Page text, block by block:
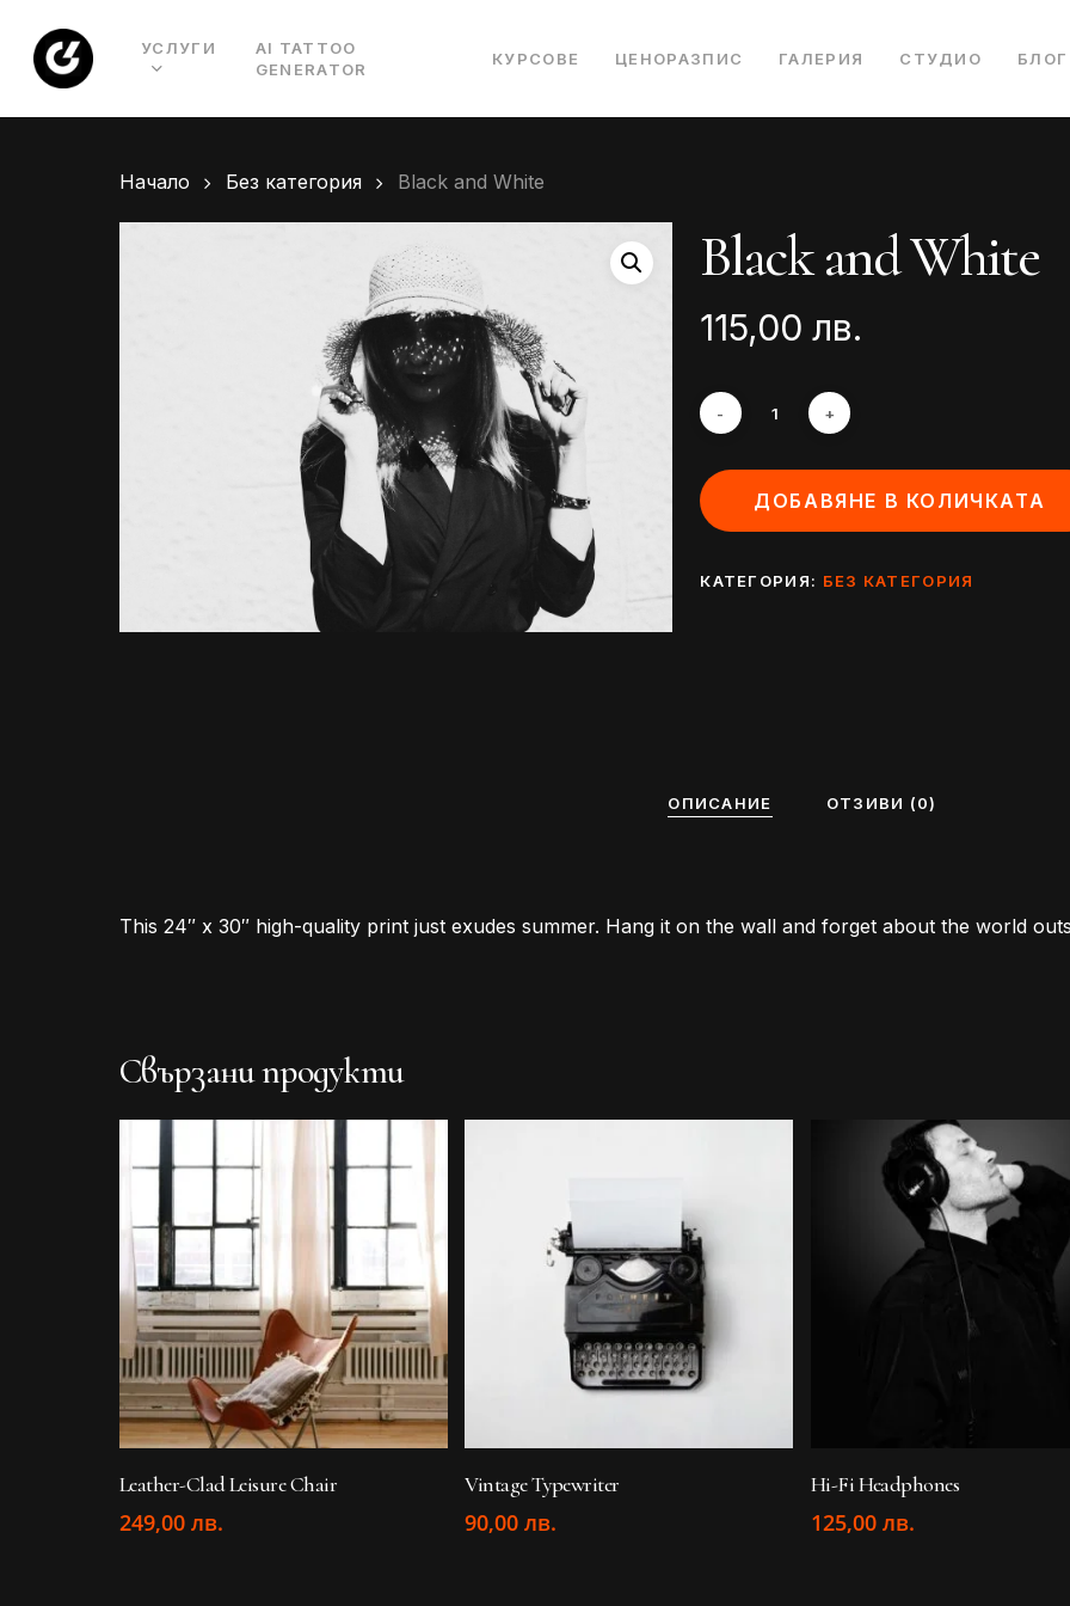
main
content
УСЛУГИ
AI TATTOO
GENERATOR
КУРСОВЕ ЦЕНОРАЗПИС ГАЛЕРИЯ СТУДИО БЛОГ
Начало Без категория Black and White
Black and White
115,00лв.
ДОБАВЯНЕ В КОЛИЧКАТА
КАТЕГОРИЯ: БЕЗ КАТЕГОРИЯ
ОПИСАНИЕ ОТЗИВИ (0)
This 24″ x 30″ high-quality print just exudes summer. Hang it on the wall and forget about the world
Свързани продукти
ДОБАВЯНЕ В КОЛИЧКАТА
Leather-Clad Leisure Chair
249,00 лв.
ДОБАВЯНЕ В КОЛИЧКАТА
Vintage Typewriter
90,00лв.
ДОБАВЯНЕ В
Hi-Fi Headphones
125,00 лв.